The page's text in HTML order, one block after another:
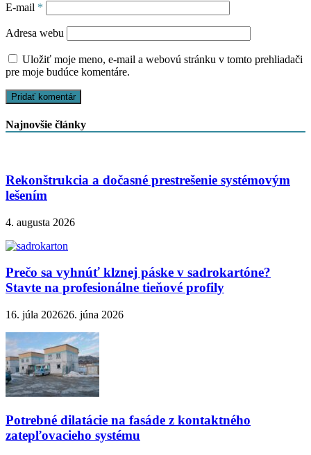
E-mail *
Adresa webu
Uložiť moje meno, e-mail a webovú stránku v tomto prehliadači
pre moje budúce komentáre.
Najnovšie články
Rekonštrukcia a dočasné prestrešenie systémovým
lešením
4. augusta 2026
Prečo sa vyhnúť klznej páske v sadrokartóne?
Stavte na profesionálne tieňové profily
16. júla 202626. júna 2026
Potrebné dilatácie na fasáde z kontaktného
zatepľovacieho systému